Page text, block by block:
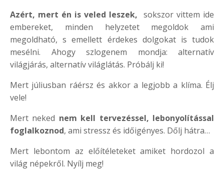
Azért, mert én is veled leszek, sokszor vittem ide
embereket,
minden helyzetet megoldok ami
megoldható, s emellett érdekes dolgokat is tudok
mesélni. Ahogy szlogenem mondja: alternatív
világjárás, alternatív világlátás. Próbálj ki!
Mert júliusban ráérsz és akkor a legjobb a klíma. Élj
vele!
Mert neked nem kell tervezéssel, lebonyolítással
foglalkoznod, ami stressz és időigényes. Dőlj hátra…
Mert lebontom az előítéleteket amiket hordozol a
világ népekről. Nyílj meg!